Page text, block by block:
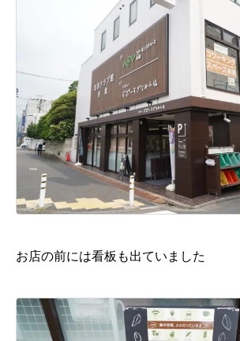
お店の前には看板も出ていました